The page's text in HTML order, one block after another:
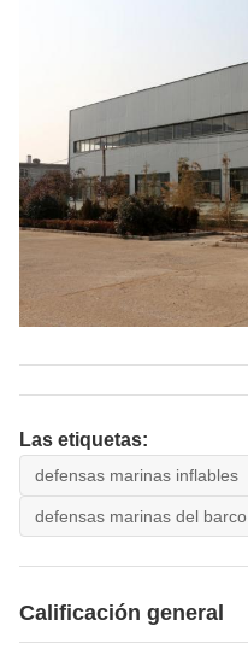
Las etiquetas:
defensas marinas inflables
defensas marinas del barco
Calificación general